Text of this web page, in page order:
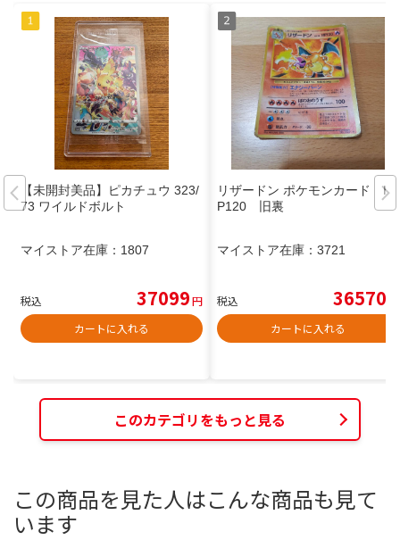
【未開封美品】ピカチュウ 323/
73 ワイルドボルト
マイストア在庫： 1807
税込 37099円
カートに入れる
リザードン ポケモンカード H
P120 旧裏
マイストア在庫： 3721
税込 36570
カートに入れる
このカテゴリをもっと見る
この商品を見た人はこんな商品も見て
います